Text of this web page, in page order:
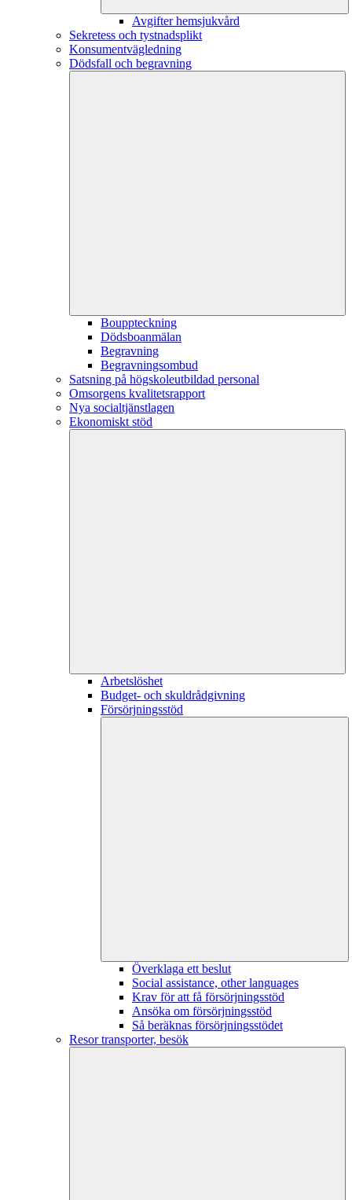
Avgifter hemsjukvård
Sekretess och tystnadsplikt
Konsumentvägledning
Dödsfall och begravning
Bouppteckning
Dödsboanmälan
Begravning
Begravningsombud
Satsning på högskoleutbildad personal
Omsorgens kvalitetsrapport
Nya socialtjänstlagen
Ekonomiskt stöd
Arbetslöshet
Budget- och skuldrådgivning
Försörjningsstöd
Överklaga ett beslut
Social assistance, other languages
Krav för att få försörjningsstöd
Ansöka om försörjningsstöd
Så beräknas försörjningsstödet
Resor transporter, besök